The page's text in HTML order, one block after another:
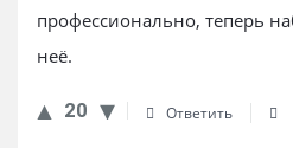
профессионально, теперь
неё.
20 Ответить